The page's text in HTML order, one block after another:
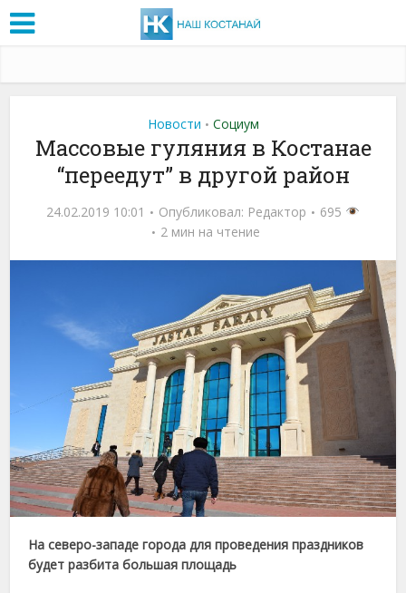
Новости • Социум
Массовые гуляния в Костанае
“переедут” в другой район
24.02.2019 10:01 Опубликовал: Редактор
695
2 мин на чтение
На северо-западе города для проведения праздников
будет разбита большая площадь